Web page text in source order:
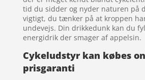
tid du sidder og nyder naturen på
vigtigt, du tænker på at kroppen
undevejs. Din drikkedunk kan du
energidrik der smager af appelsin.
Cykeludstyr kan købes
prisgaranti